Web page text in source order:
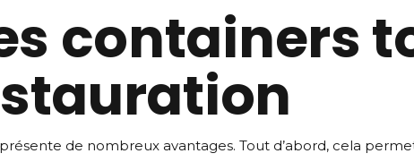
containers
de nombreux avantages. Tout d’abord, cela